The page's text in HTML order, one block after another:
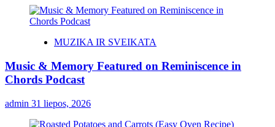
MUZIKA IR SVEIKATA
Music & Memory Featured on Reminiscence in
Chords Podcast
admin 31 liepos, 2026